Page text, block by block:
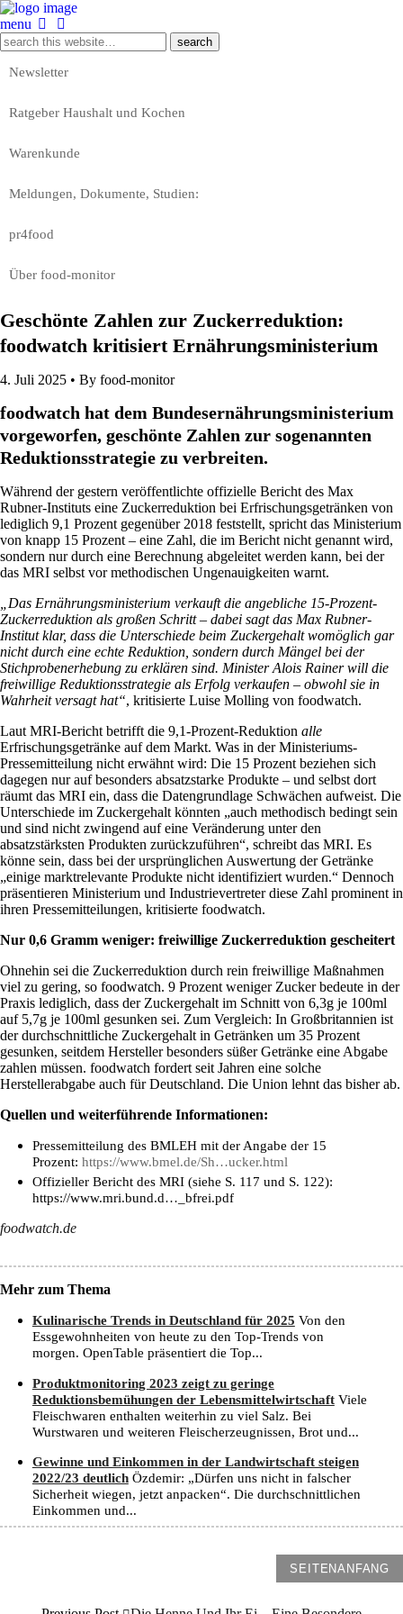
menu
Newsletter
Ratgeber Haushalt und Kochen
Warenkunde
Meldungen, Dokumente, Studien:
pr4food
Über food-monitor
Geschönte Zahlen zur Zuckerreduktion:
foodwatch kritisiert Ernährungsministerium
4. Juli 2025 • By food-monitor
foodwatch hat dem Bundesernährungsministerium
vorgeworfen, geschönte Zahlen zur sogenannten
Reduktionsstrategie zu verbreiten.
Während der gestern veröffentlichte offizielle Bericht des Max
Rubner-Instituts eine Zuckerreduktion bei Erfrischungsgetränken von
lediglich 9,1 Prozent gegenüber 2018 feststellt, spricht das Ministerium
von knapp 15 Prozent – eine Zahl, die im Bericht nicht genannt wird,
sondern nur durch eine Berechnung abgeleitet werden kann, bei der
das MRI selbst vor methodischen Ungenauigkeiten warnt.
„Das Ernährungsministerium verkauft die angebliche 15-Prozent-
Zuckerreduktion als großen Schritt – dabei sagt das Max Rubner-
Institut klar, dass die Unterschiede beim Zuckergehalt womöglich gar
nicht durch eine echte Reduktion, sondern durch Mängel bei der
Stichprobenerhebung zu erklären sind. Minister Alois Rainer will die
freiwillige Reduktionsstrategie als Erfolg verkaufen – obwohl sie in
Wahrheit versagt hat“, kritisierte Luise Molling von foodwatch.
Laut MRI-Bericht betrifft die 9,1-Prozent-Reduktion alle
Erfrischungsgetränke auf dem Markt. Was in der Ministeriums-
Pressemitteilung nicht erwähnt wird: Die 15 Prozent beziehen sich
dagegen nur auf besonders absatzstarke Produkte – und selbst dort
räumt das MRI ein, dass die Datengrundlage Schwächen aufweist. Die
Unterschiede im Zuckergehalt könnten „auch methodisch bedingt sein
und sind nicht zwingend auf eine Veränderung unter den
absatzstärksten Produkten zurückzuführen“, schreibt das MRI. Es
könne sein, dass bei der ursprünglichen Auswertung der Getränke
„einige marktrelevante Produkte nicht identifiziert wurden.“ Dennoch
präsentieren Ministerium und Industrievertreter diese Zahl prominent in
ihren Pressemitteilungen, kritisierte foodwatch.
Nur 0,6 Gramm weniger: freiwillige Zuckerreduktion gescheitert
Ohnehin sei die Zuckerreduktion durch rein freiwillige Maßnahmen
viel zu gering, so foodwatch. 9 Prozent weniger Zucker bedeute in der
Praxis lediglich, dass der Zuckergehalt im Schnitt von 6,3g je 100ml
auf 5,7g je 100ml gesunken sei. Zum Vergleich: In Großbritannien ist
der durchschnittliche Zuckergehalt in Getränken um 35 Prozent
gesunken, seitdem Hersteller besonders süßer Getränke eine Abgabe
zahlen müssen. foodwatch fordert seit Jahren eine solche
Herstellerabgabe auch für Deutschland. Die Union lehnt das bisher ab.
Quellen und weiterführende Informationen:
Pressemitteilung des BMLEH mit der Angabe der 15
Prozent: https://www.bmel.de/Sh…ucker.html
Offizieller Bericht des MRI (siehe S. 117 und S. 122):
https://www.mri.bund.d…_bfrei.pdf
foodwatch.de
Mehr zum Thema
Kulinarische Trends in Deutschland für 2025 Von den
Essgewohnheiten von heute zu den Top-Trends von
morgen. OpenTable präsentiert die Top...
Produktmonitoring 2023 zeigt zu geringe
Reduktionsbemühungen der LebensmittelwirtschaftViele
Fleischwaren enthalten weiterhin zu viel Salz. Bei
Wurstwaren und weiteren Fleischerzeugnissen, Brot und...
Gewinne und Einkommen in der Landwirtschaft steigen
2022/23 deutlichÖzdemir: „Dürfen uns nicht in falscher
Sicherheit wiegen, jetzt anpacken“. Die durchschnittlichen
Einkommen und...
SEITENANFANG